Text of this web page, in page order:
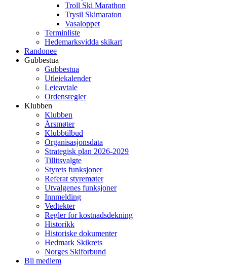
Troll Ski Marathon
Trysil Skimaraton
Vasaloppet
Terminliste
Hedemarksvidda skikart
Randonee
Gubbestua
Gubbestua
Utleiekalender
Leieavtale
Ordensregler
Klubben
Klubben
Årsmøter
Klubbtilbud
Organisasjonsdata
Strategisk plan 2026-2029
Tillitsvalgte
Styrets funksjoner
Referat styremøter
Utvalgenes funksjoner
Innmelding
Vedtekter
Regler for kostnadsdekning
Historikk
Historiske dokumenter
Hedmark Skikrets
Norges Skiforbund
Bli medlem